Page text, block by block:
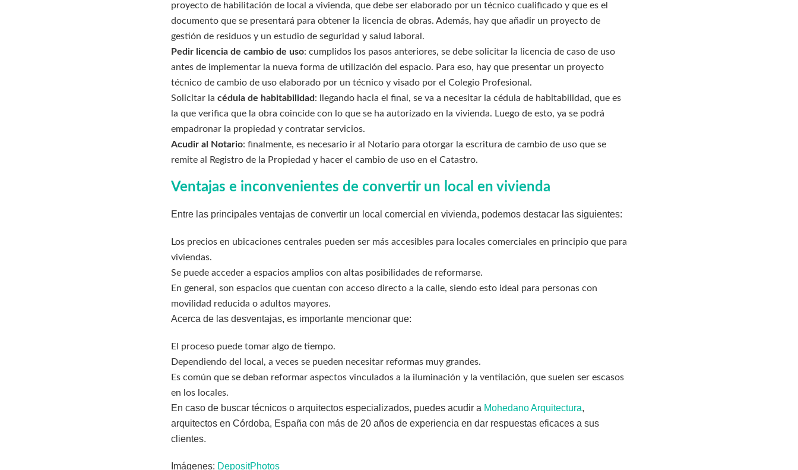
proyecto de habilitación de local a vivienda, que debe ser elaborado por un técnico cualificado y que es el
documento que se presentará para obtener la licencia de obras. Además, hay que añadir un proyecto de
gestión de residuos y un estudio de seguridad y salud laboral.
Pedir licencia de cambio de uso: cumplidos los pasos anteriores, se debe solicitar la licencia de caso de uso
antes de implementar la nueva forma de utilización del espacio. Para eso, hay que presentar un proyecto
técnico de cambio de uso elaborado por un técnico y visado por el Colegio Profesional.
Solicitar la cédula de habitabilidad: llegando hacia el final, se va a necesitar la cédula de habitabilidad, que es
la que verifica que la obra coincide con lo que se ha autorizado en la vivienda. Luego de esto, ya se podrá
empadronar la propiedad y contratar servicios.
Acudir al Notario: finalmente, es necesario ir al Notario para otorgar la escritura de cambio de uso que se
remite al Registro de la Propiedad y hacer el cambio de uso en el Catastro.
Ventajas e inconvenientes de convertir un local en vivienda
Entre las principales ventajas de convertir un local comercial en vivienda, podemos destacar las siguientes:
Los precios en ubicaciones centrales pueden ser más accesibles para locales comerciales en principio que para
viviendas.
Se puede acceder a espacios amplios con altas posibilidades de reformarse.
En general, son espacios que cuentan con acceso directo a la calle, siendo esto ideal para personas con
movilidad reducida o adultos mayores.
Acerca de las desventajas, es importante mencionar que:
El proceso puede tomar algo de tiempo.
Dependiendo del local, a veces se pueden necesitar reformas muy grandes.
Es común que se deban reformar aspectos vinculados a la iluminación y la ventilación, que suelen ser escasos
en los locales.
En caso de buscar técnicos o arquitectos especializados, puedes acudir a Mohedano Arquitectura,
arquitectos en Córdoba, España con más de 20 años de experiencia en dar respuestas eficaces a sus
clientes.
Imágenes: DepositPhotos